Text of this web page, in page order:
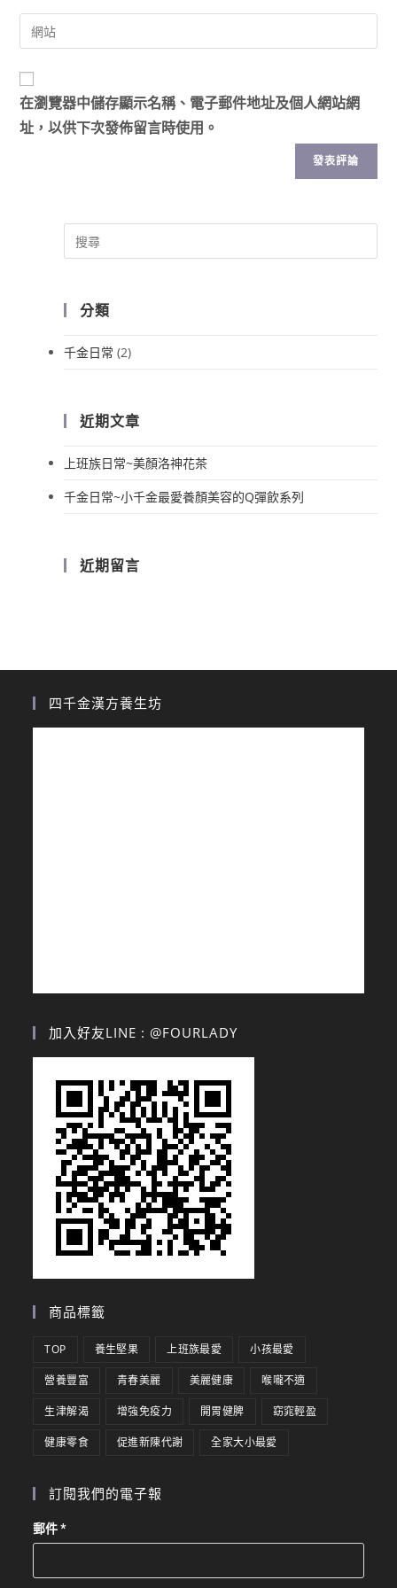
在瀏覽器中儲存顯示名稱、電子郵件地址及個人網站網
址，以供下次發佈留言時使用。
分類
千金日常 (2)
近期文章
上班族日常~美顏洛神花茶
千金日常~小千金最愛養顏美容的Q彈飲系列
近期留言
四千金漢方養生坊
加入好友LINE : @FOURLADY
商品標籤
TOP 養生堅果 上班族最愛 小孩最愛
營養豐富 青春美麗 美麗健康 喉嚨不適
生津解渴 增強免疫力 開胃健脾 窈窕輕盈
健康零食 促進新陳代謝 全家大小最愛
訂閱我們的電子報
郵件*